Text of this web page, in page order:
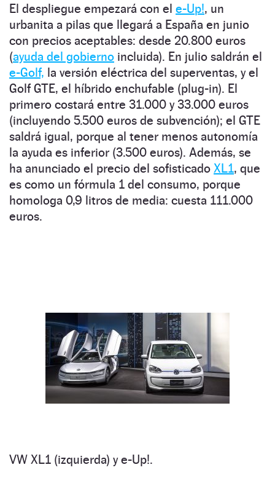
El despliegue empezará con el e-Up!, un
urbanita a pilas que llegará a España en junio
con precios aceptables: desde 20.800 euros
(ayuda del gobierno incluida). En julio saldrán el
e-Golf, la versión eléctrica del superventas, y el
Golf GTE, el híbrido enchufable (plug-in). El
primero costará entre 31.000 y 33.000 euros
(incluyendo 5.500 euros de subvención); el GTE
saldrá igual, porque al tener menos autonomía
la ayuda es inferior (3.500 euros). Además, se
ha anunciado el precio del sofisticado XL1, que
es como un fórmula 1 del consumo, porque
homologa 0,9 litros de media: cuesta 111.000
euros.
VW XL1 (izquierda) y e-Up!.